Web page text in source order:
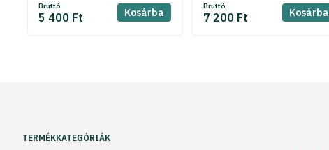
Bruttó
5 400 Ft Kosárba
Bruttó
7 200 Ft Kosárba
TERMÉKKATEGÓRIÁK